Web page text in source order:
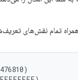
تمام نقش‌های
)